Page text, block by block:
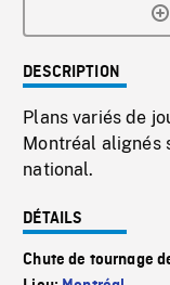
DESCRIPTION
Plans variés de
Montréal alignés
national.
DÉTAILS
Chute de tournage